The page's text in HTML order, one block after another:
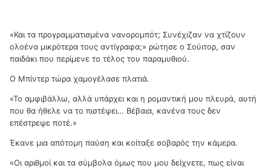
«Και τα προγραμματισμένα νανορομπότ; Συνέχιζαν να χτίζουν
ολοένα μικρότερα τους αντίγραφα;» ρώτησε ο Σούιτορ, σαν
παιδάκι που περίμενε το τέλος του παραμυθιού.
Ο Μπίντερ τώρα χαμογέλασε πλατιά.
«Το αμφιβάλλω, αλλά υπάρχει και η ρομαντική μου πλευρά, αυτή
που θα ήθελε να το πιστέψει… Βέβαια, κανένα τους δεν
επέστρεψε ποτέ.»
Έκανε μια απότομη παύση και κοίταξε σοβαρός την κάμερα.
«Οι αριθμοί και τα σύμβολα όμως που μου δείχνετε, πως είναι